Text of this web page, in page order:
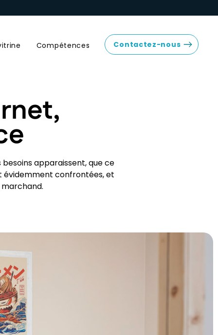
Compétences Contactez-nous
besoins apparaissent, que ce
évidemment confrontées, et